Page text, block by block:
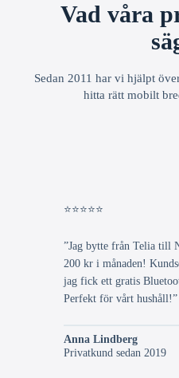
Vad våra
Sedan 2011 har vi hjälpt
hitta rätt mobilt
⭐⭐⭐⭐⭐
”Jag bytte från Telia till
200 kr i månaden!
jag fick ett gratis
Perfekt för vårt hushåll!”
Anna Lindberg
Privatkund sedan 2019